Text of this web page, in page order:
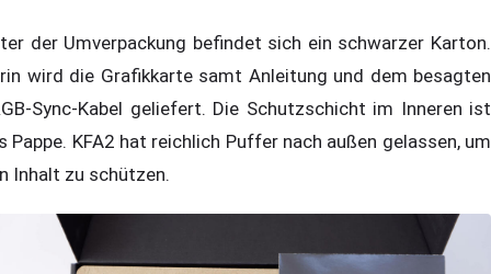
der Umverpackung befindet sich ein schwarzer Karton.
wird die Grafikkarte samt Anleitung und dem besagten
Sync-Kabel geliefert. Die Schutzschicht im Inneren ist
Pappe. KFA2 hat reichlich Puffer nach außen gelassen, um
Inhalt zu schützen.